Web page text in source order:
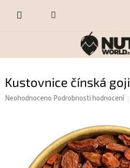
Kustovnice čínská goji
Průměrné
Neohodnoceno Podrobnosti hodnocení